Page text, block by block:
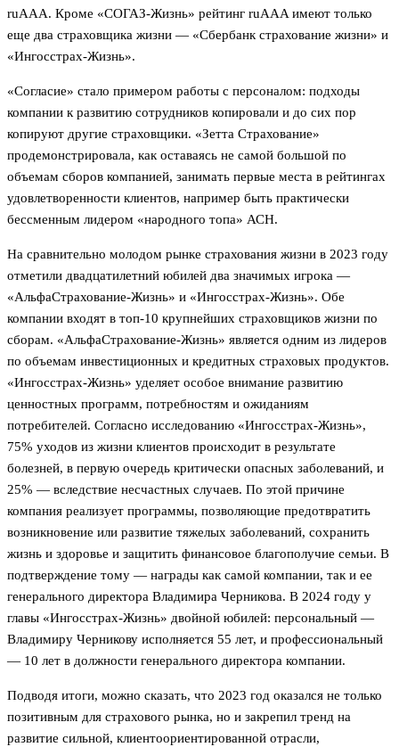
ruAAA. Кроме «СОГАЗ-Жизнь» рейтинг ruAAA имеют только
еще два страховщика жизни — «Сбербанк страхование жизни» и
«Ингосстрах-Жизнь».
«Согласие» стало примером работы с персоналом: подходы
компании к развитию сотрудников копировали и до сих пор
копируют другие страховщики. «Зетта Страхование»
продемонстрировала, как оставаясь не самой большой по
объемам сборов компанией, занимать первые места в рейтингах
удовлетворенности клиентов, например быть практически
бессменным лидером «народного топа» АСН.
На сравнительно молодом рынке страхования жизни в 2023 году
отметили двадцатилетний юбилей два значимых игрока —
«АльфаСтрахование-Жизнь» и «Ингосстрах-Жизнь». Обе
компании входят в топ-10 крупнейших страховщиков жизни по
сборам. «АльфаСтрахование-Жизнь» является одним из лидеров
по объемам инвестиционных и кредитных страховых продуктов.
«Ингосстрах-Жизнь» уделяет особое внимание развитию
ценностных программ, потребностям и ожиданиям
потребителей. Согласно исследованию «Ингосстрах-Жизнь»,
75% уходов из жизни клиентов происходит в результате
болезней, в первую очередь критически опасных заболеваний, и
25% — вследствие несчастных случаев. По этой причине
компания реализует программы, позволяющие предотвратить
возникновение или развитие тяжелых заболеваний, сохранить
жизнь и здоровье и защитить финансовое благополучие семьи. В
подтверждение тому — награды как самой компании, так и ее
генерального директора Владимира Черникова. В 2024 году у
главы «Ингосстрах-Жизнь» двойной юбилей: персональный —
Владимиру Черникову исполняется 55 лет, и профессиональный
— 10 лет в должности генерального директора компании.
Подводя итоги, можно сказать, что 2023 год оказался не только
позитивным для страхового рынка, но и закрепил тренд на
развитие сильной, клиентоориентированной отрасли,